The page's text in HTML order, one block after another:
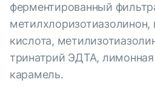
ферментированный
метилхлоризотиазолинон,
кислота,
тринатрий ЭДТА, лимонная
карамель.